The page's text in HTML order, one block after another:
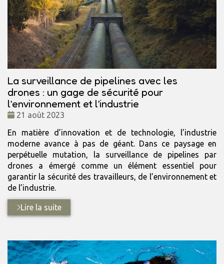
La surveillance de pipelines avec les
drones : un gage de sécurité pour
l’environnement et l’industrie
Date
21 août 2023
En matière d’innovation et de technologie, l’industrie
moderne avance à pas de géant. Dans ce paysage en
perpétuelle mutation, la surveillance de pipelines par
drones a émergé comme un élément essentiel pour
garantir la sécurité des travailleurs, de l’environnement et
de l’industrie.
Lire la suite